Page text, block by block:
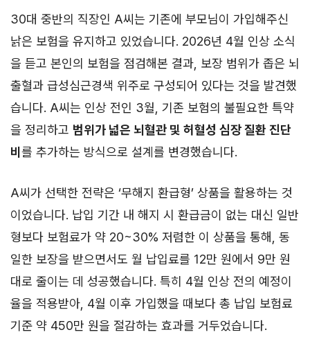
30대 중반의 직장인 A씨는 기존에 부모님이 가입해주신
낡은 보험을 유지하고 있었습니다. 2026년 4월 인상 소식
을 듣고 본인의 보험을 점검해본 결과, 보장 범위가 좁은 뇌
출혈과 급성심근경색 위주로 구성되어 있다는 것을 발견했
습니다. A씨는 인상 전인 3월, 기존 보험의 불필요한 특약
을 정리하고 범위가 넓은 뇌혈관 및 허혈성 심장 질환 진단
비 를 추가하는 방식으로 설계를 변경했습니다.
A씨가 선택한 전략은 ‘무해지 환급형’ 상품을 활용하는 것
이었습니다. 납입 기간 내 해지 시 환급금이 없는 대신 일반
형보다 보험료가 약 20~30% 저렴한 이 상품을 통해, 동
일한 보장을 받으면서도 월 납입료를 12만 원에서 9만 원
대로 줄이는 데 성공했습니다. 특히 4월 인상 전의 예정이
율을 적용받아, 4월 이후 가입했을 때보다 총 납입 보험료
기준 약 450만 원을 절감하는 효과를 거두었습니다.